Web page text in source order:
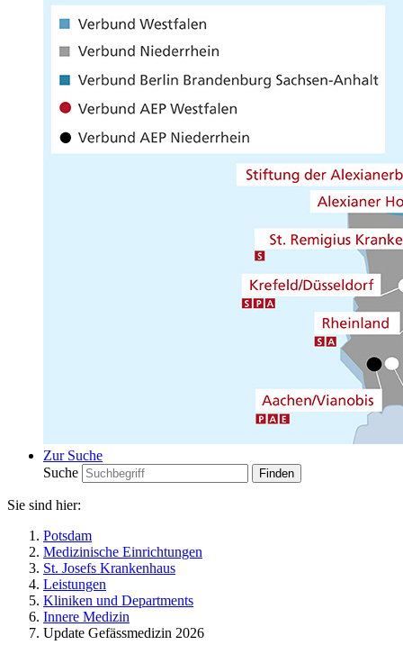
Zur Suche
Suche
Sie sind hier:
Potsdam
Medizinische Einrichtungen
St. Josefs Krankenhaus
Leistungen
Kliniken und Departments
Innere Medizin
Update Gefässmedizin 2026